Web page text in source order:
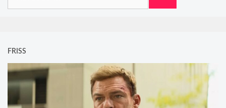
FRISS